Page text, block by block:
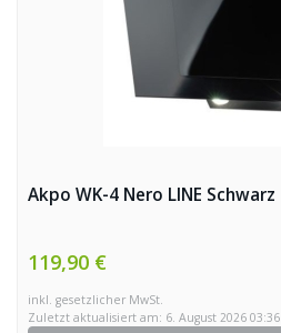
Akpo WK-4 Nero LINE Schwarz
119,90 €
inkl. gesetzlicher MwSt.
Zuletzt aktualisiert am: 6. August 2026 03:36